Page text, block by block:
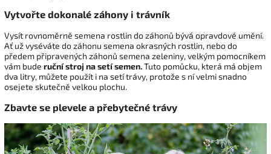
Vytvořte dokonalé záhony i trávník
Vysít rovnoměrně semena rostlin do záhonů bývá opravdové umění.
Ať už vyséváte do záhonu semena okrasných rostlin, nebo do
předem připravených záhonů semena zeleniny, velkým pomocníkem
vám bude ruční stroj na setí semen.Tuto pomůcku, která má objem
dva litry, můžete použít i na setí trávy, protože s ní velmi snadno
osejete skutečně velkou plochu.
Zbavte se plevele a přebytečné trávy